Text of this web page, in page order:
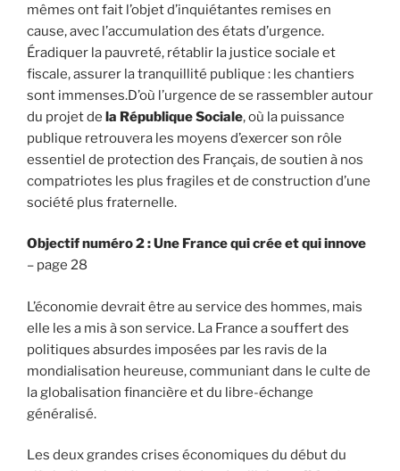
mêmes ont fait l’objet d’inquiétantes remises en
cause, avec l’accumulation des états d’urgence.
Éradiquer la pauvreté, rétablir la justice sociale et
fiscale, assurer la tranquillité publique : les chantiers
sont immenses.D’où l’urgence de se rassembler autour
du projet de la République Sociale, où la puissance
publique retrouvera les moyens d’exercer son rôle
essentiel de protection des Français, de soutien à nos
compatriotes les plus fragiles et de construction d’une
société plus fraternelle.
Objectif numéro 2 : Une France qui crée et qui innove
– page 28
L’économie devrait être au service des hommes, mais
elle les a mis à son service. La France a souffert des
politiques absurdes imposées par les ravis de la
mondialisation heureuse, communiant dans le culte de
la globalisation financière et du libre-échange
généralisé.
Les deux grandes crises économiques du début du